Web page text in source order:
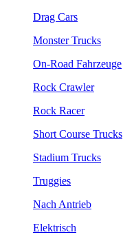
Drag Cars
Monster Trucks
On-Road Fahrzeuge
Rock Crawler
Rock Racer
Short Course Trucks
Stadium Trucks
Truggies
Nach Antrieb
Elektrisch